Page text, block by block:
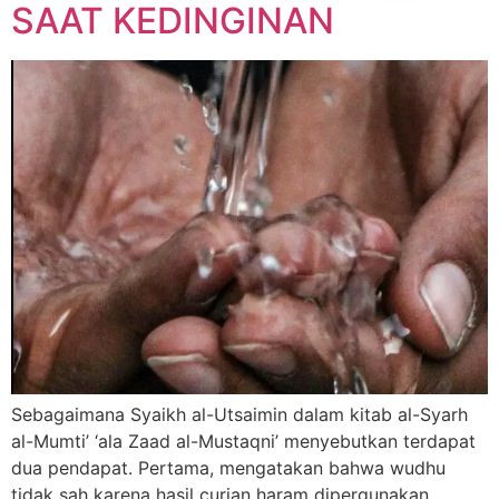
SAAT KEDINGINAN
Sebagaimana Syaikh al-Utsaimin dalam kitab al-Syarh
al-Mumti’ ‘ala Zaad al-Mustaqni’ menyebutkan terdapat
dua pendapat. Pertama, mengatakan bahwa wudhu